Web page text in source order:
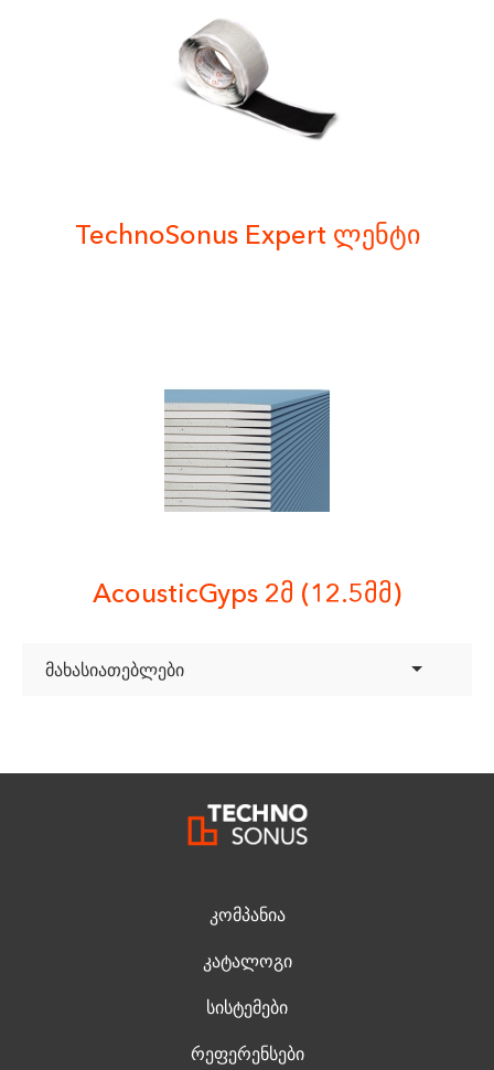
TechnoSonus Expert ლენტი
AcousticGyps 2მ (12.5მმ)
მახასიათებლები
კომპანია
კატალოგი
სისტემები
რეფერენსები